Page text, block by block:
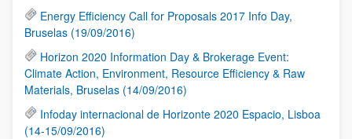
Energy Efficiency Call for Proposals 2017 Info Day,
Bruselas (19/09/2016)
Horizon 2020 Information Day & Brokerage Event:
Climate Action, Environment, Resource Efficiency & Raw
Materials, Bruselas (14/09/2016)
Infoday internacional de Horizonte 2020 Espacio, Lisboa
(14-15/09/2016)